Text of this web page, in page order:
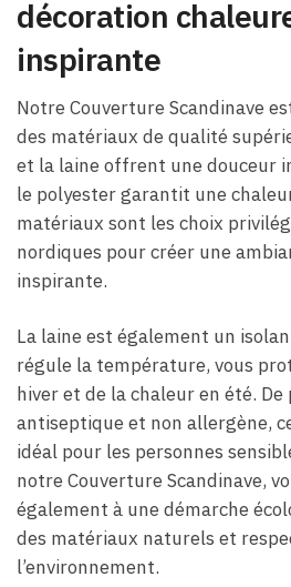
décoration
inspirante
Notre Couverture Scandinave
des matériaux de qualité
et la laine offrent une douceur
le polyester garantit une
matériaux sont les choix
nordiques pour créer une
inspirante.
La laine est également un
régule la température, vous
hiver et de la chaleur en été. De
antiseptique et non allergène,
idéal pour les personnes
notre Couverture Scandinave,
également à une démarche
des matériaux naturels et
l’environnement.